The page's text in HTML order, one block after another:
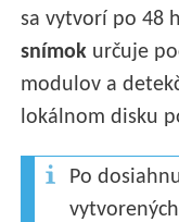
sa vytvorí po 48
snímok určuje
modulov a
lokálnom disku
Po